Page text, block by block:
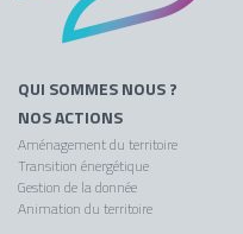
QUI SOMMES NOUS ?
NOS ACTIONS
Aménagement du territoire
Transition énergétique
Gestion de la donnée
Animation du territoire